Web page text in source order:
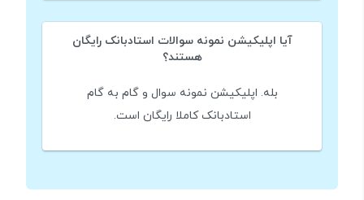
آیا اپلیکیشن نمونه سوالات استادبانک رایگان
هستند؟
بله. اپلیکیشن نمونه سوال و گام به گام
استادبانک کاملا رایگان است.